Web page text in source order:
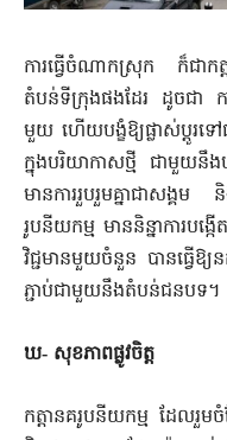
ការធ្វើចំណាកស្រុក ក៏ជាកត្
តំបន់ទីក្រុងផងដែរ ដូចជា
មួយ ហើយបង្ខំឱ្យផ្លាស់ប្តូរ
ក្នុងបរិយាកាសថ្មី ជាមួយនឹង
មានការរួបរួមគ្នាជាសង្គ
រូបនីយកម្ម មាននិន្នាការប
វិជ្ជមានមួយចំនួន បានធ្វើឱ្យ
ភ្ជាប់ជាមួយនឹងតំបន់ជនបទ។
ឃ‑ សុខភាព​ផ្លូវចិត្ត
កត្តានគរូបនីយកម្ម ដែលរួម